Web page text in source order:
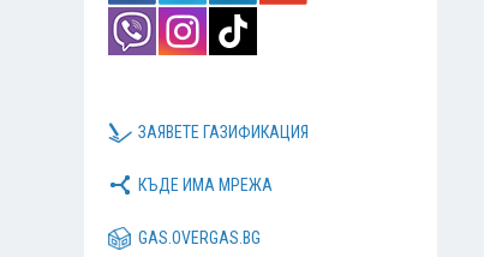
ЗАЯВЕТЕ ГАЗИФИКАЦИЯ
КЪДЕ ИМА МРЕЖА
GAS.OVERGAS.BG